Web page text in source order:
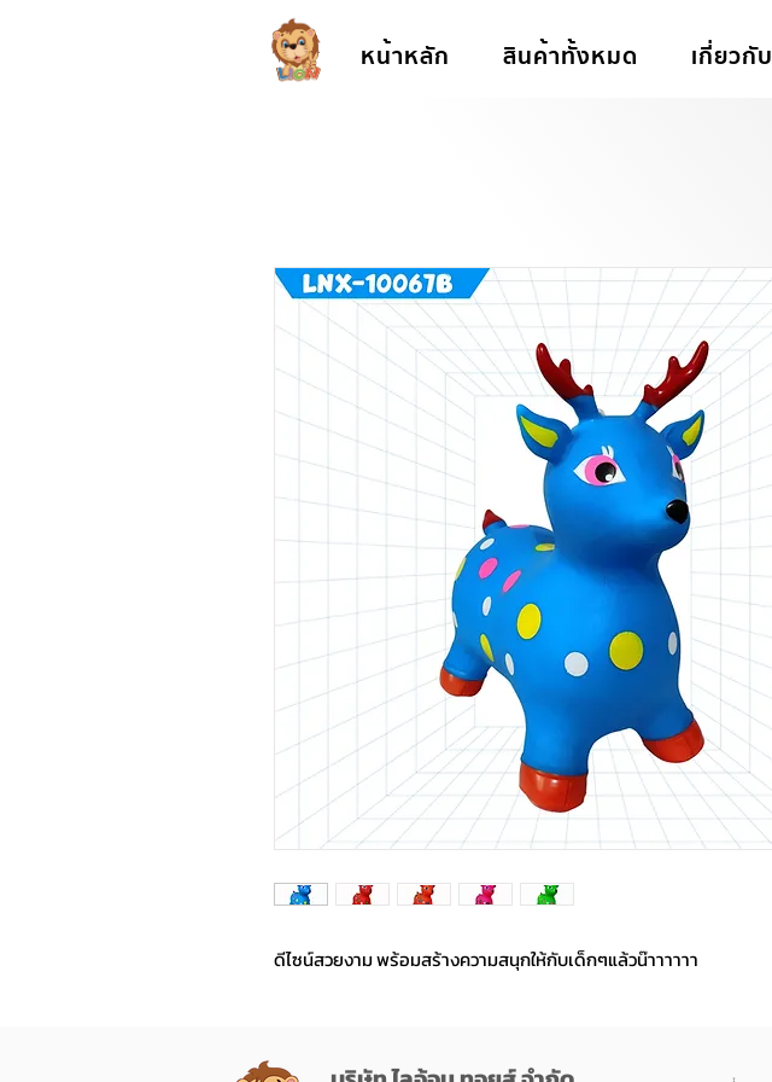
หน้าหลัก สินค้าทั้งหมด เกี่ยวกับ
ดีไซน์สวยงาม พร้อมสร้างความสนุกให้กับเด็กๆแล้วน๊าาาาาา